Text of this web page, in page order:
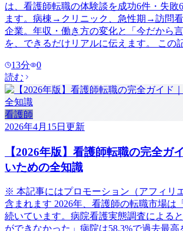
は、看護師転職の体験談を成功6件・失敗
ます。病棟→クリニック、急性期→訪問
企業。年収・働き方の変化と「今だから
を、できるだけリアルに伝えます。 この
13分
0
読む
看護師
2026年4月15日 更新
【2026年版】看護師転職の完全ガ
いための全知識
※ 本記事にはプロモーション（アフィリ
含まれます 2026年、看護師の転職市場は
続いています。病院看護実態調査による
ができなかった」病院は58.3%で過去最高